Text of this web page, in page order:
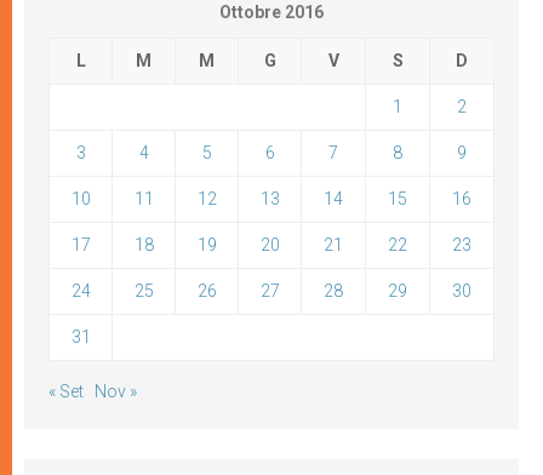
Ottobre 2016
L M M G V S D
1 2
3 4 5 6 7 8 9
10 11 12 13 14 15 16
17 18 19 20 21 22 23
24 25 26 27 28 29 30
31
« Set Nov »